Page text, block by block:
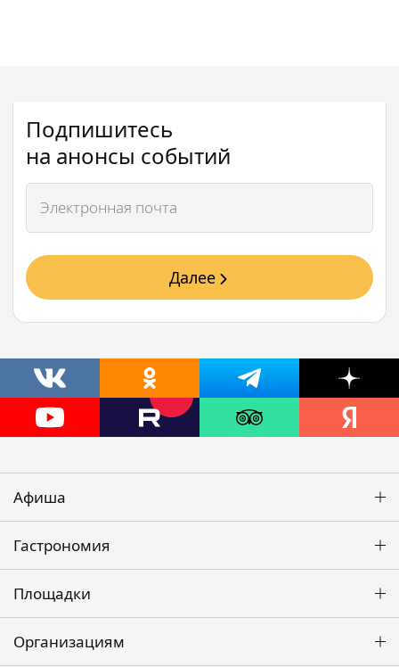
Подпишитесь
на анонсы событий
Далее
Афиша
Гастрономия
Площадки
Организациям